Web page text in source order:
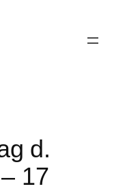
d.
17